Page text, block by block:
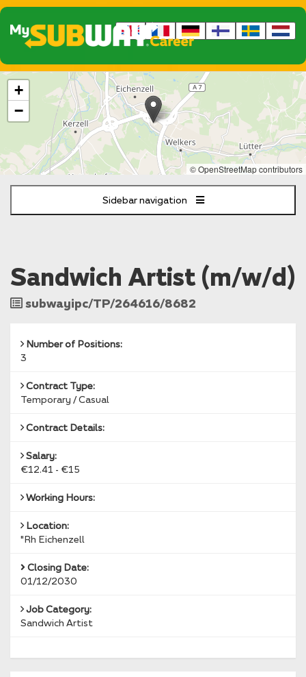
The
following
displays
of
the
jobs
+
−
© OpenStreetMap contributors
Sidebar navigation
Sandwich Artist (m/w/d)
Job
Reference
subwayipc/TP/264616/8682
Number of Positions:
3
Contract Type:
Temporary / Casual
Contract Details:
Salary:
€12.41 - €15
Working Hours:
Location:
"Rh Eichenzell
Closing Date:
01/12/2030
Job Category:
Sandwich Artist